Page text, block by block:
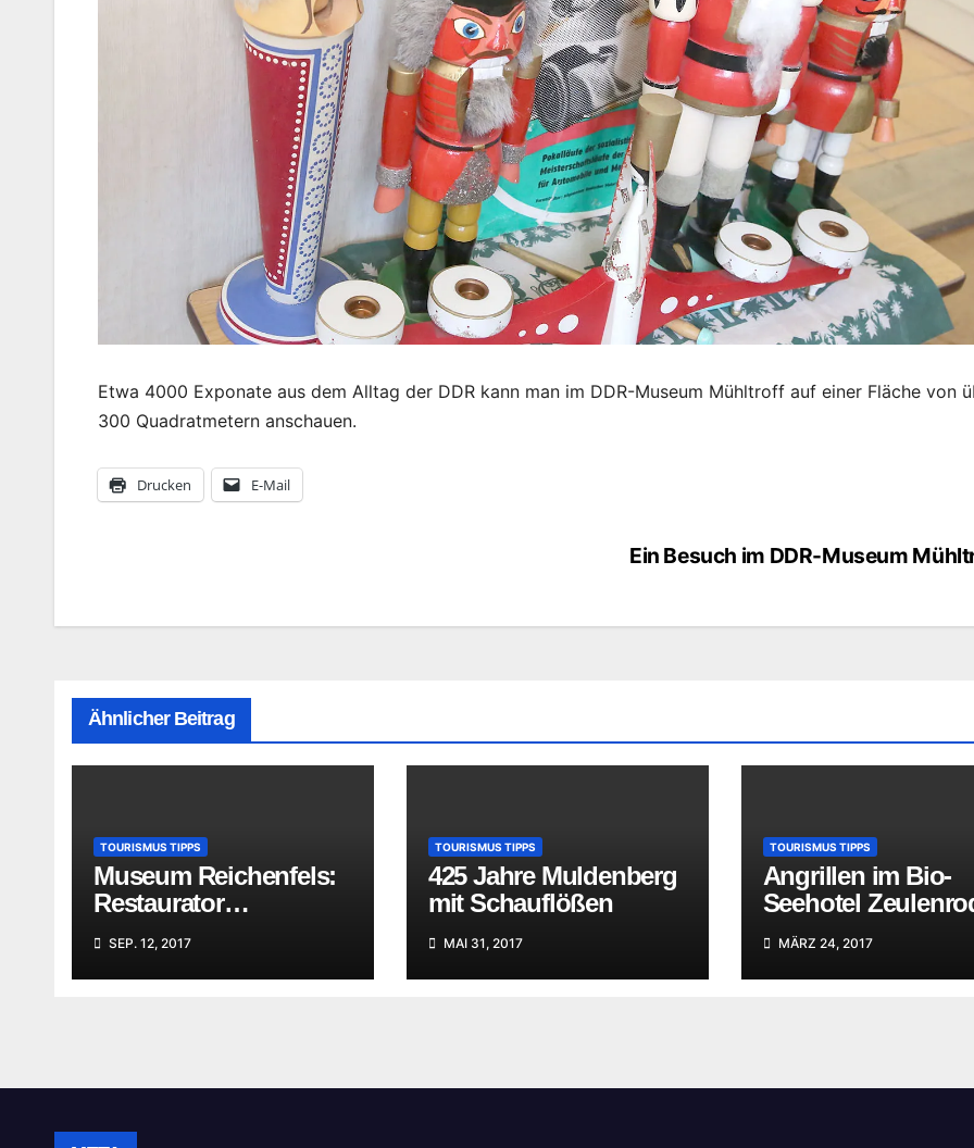
Etwa 4000 Exponate aus dem Alltag der DDR kann man im DDR-Museum Mühltroff auf einer Fläche von
300 Quadratmetern anschauen.
Drucken E-Mail
Ein Besuch im DDR-Museum
Ähnlicher Beitrag
TOURISMUS TIPPS
Museum Reichenfels:
Restaurator
„Familienschätze“
SEP. 12, 2017
TOURISMUS TIPPS
425 Jahre Muldenberg
mit Schauflößen
MAI 31, 2017
TOURISMUS TIPPS
Angrillen im Bio-
Seehotel
MÄRZ 24, 2017